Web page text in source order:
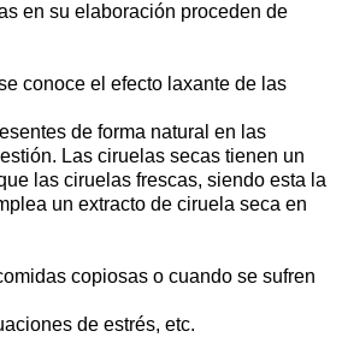
en su elaboración proceden de
conoce el efecto laxante de las
de forma natural en las
Las ciruelas secas tienen un
las ciruelas frescas, siendo esta la
un extracto de ciruela seca en
copiosas o cuando se sufren
de estrés, etc.